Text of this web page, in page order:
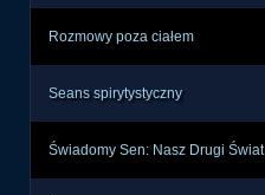
Rozmowy poza ciałem
Seans spirytystyczny
Świadomy Sen: Nasz Drugi Świat